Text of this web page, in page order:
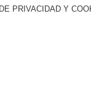
PRIVACIDAD Y